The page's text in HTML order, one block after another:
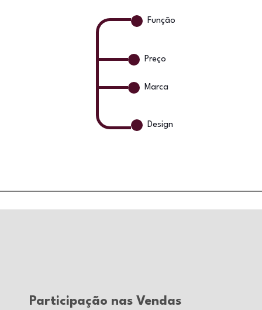
Função
Preço
Marca
Design
Participação nas Vendas